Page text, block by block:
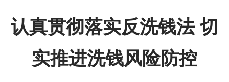
认真贯彻落实反洗钱法 切
实推进洗钱风险防控